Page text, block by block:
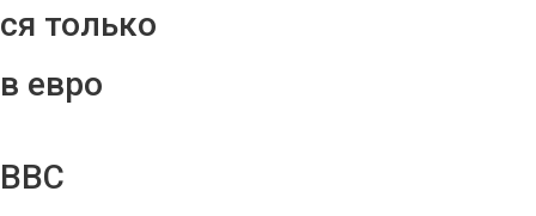
ся только
в евро
ВВС